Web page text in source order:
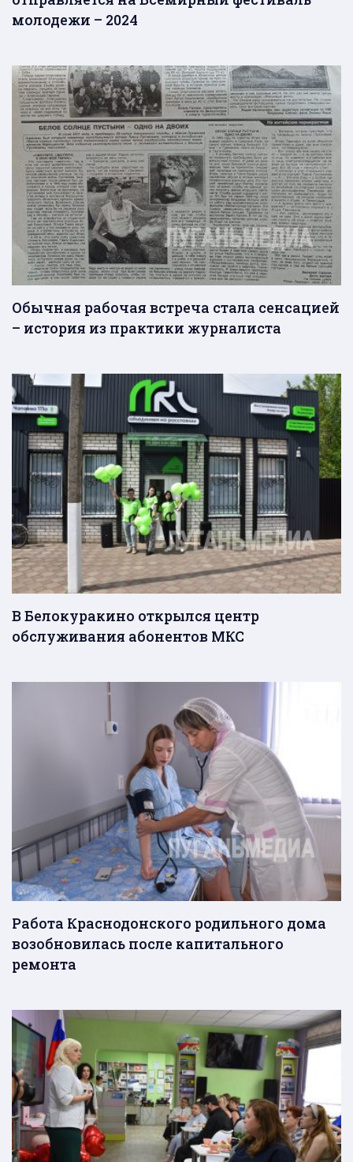
молодежи – 2024
Обычная рабочая встреча стала сенсацией
– история из практики журналиста
В Белокуракино открылся центр
обслуживания абонентов МКС
Работа Краснодонского родильного дома
возобновилась после капитального
ремонта